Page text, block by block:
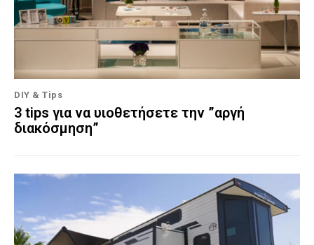
DIY & Tips
3 tips για να υιοθετήσετε την ”αργή
διακόσμηση”